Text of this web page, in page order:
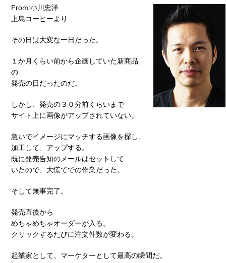
From:小川忠洋
上島コーヒーより
その日は大変な一日だった。
１か月くらい前から企画していた新商品
の
発売の日だったのだ。
しかし、発売の３０分前くらいまで
サイト上に画像がアップされていない。
急いでイメージにマッチする画像を探し、
加工して、アップする。
既に発売告知のメールはセットして
いたので、大慌てでの作業だった。
そして無事完了。
発売直後から
めちゃめちゃオーダーが入る。
クリックするたびに注文件数が変わる。
起業家として、マーケターとして最高の瞬間だ。